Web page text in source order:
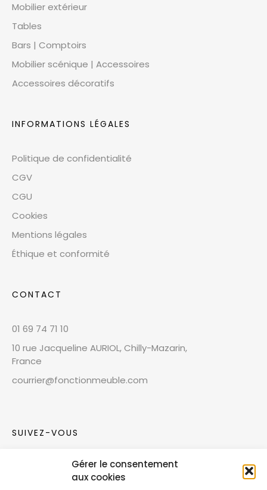
Gérer le consentement
aux cookies
Mobilier extérieur
Tables
Bars | Comptoirs
Mobilier scénique | Accessoires
Accessoires décoratifs
INFORMATIONS LÉGALES
Politique de confidentialité
CGV
CGU
Cookies
Mentions légales
Éthique et conformité
CONTACT
01 69 74 71 10
10 rue Jacqueline AURIOL, Chilly-Mazarin,
France
courrier@fonctionmeuble.com
SUIVEZ-VOUS
Rejoignez notre communauté sur les réseaux